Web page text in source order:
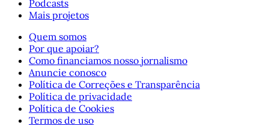
Podcasts
Mais projetos
Quem somos
Por que apoiar?
Como financiamos nosso jornalismo
Anuncie conosco
Política de Correções e Transparência
Política de privacidade
Política de Cookies
Termos de uso